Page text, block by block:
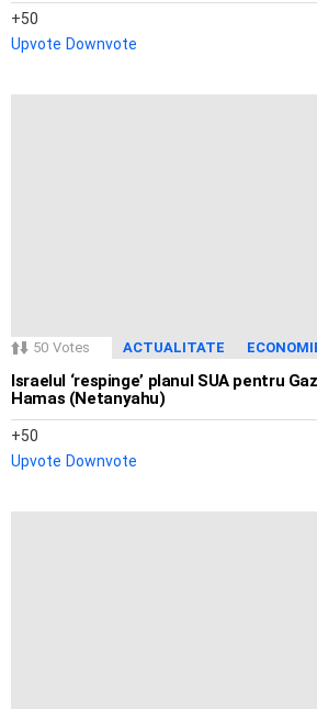
50
Upvote Downvote
50 Votes ACTUALITATE
Israelul ‘respinge’ planul SUA pentru
Hamas (Netanyahu)
50
Upvote Downvote